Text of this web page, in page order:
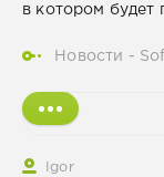
в котором будет
Новости -
Igor